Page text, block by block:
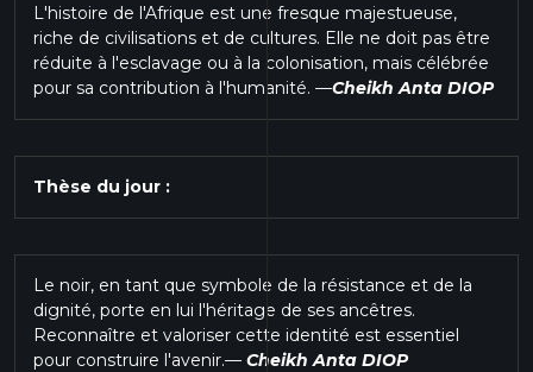
L'histoire de l'Afrique est une fresque majestueuse,
riche de civilisations et de cultures. Elle ne doit pas être
réduite à l'esclavage ou à la colonisation, mais célébrée
pour sa contribution à l'humanité. —Cheikh Anta DIOP
Thèse du jour :
Le noir, en tant que symbole de la résistance et de la
dignité, porte en lui l'héritage de ses ancêtres.
Reconnaître et valoriser cette identité est essentiel
pour construire l'avenir.— Cheikh Anta DIOP